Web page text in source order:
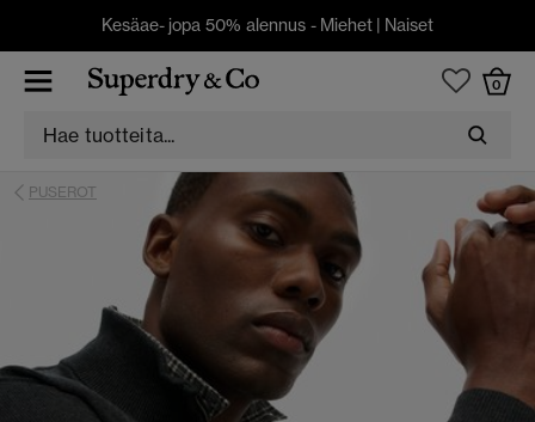
Kesäae- jopa 50% alennus - Miehet | Naiset
0
PUSEROT